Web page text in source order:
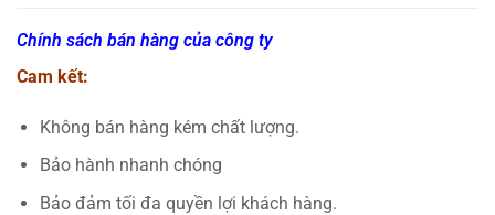
Chính sách bán hàng của công ty
Cam kết:
Không bán hàng kém chất lượng.
Bảo hành nhanh chóng
Bảo đảm tối đa quyền lợi khách hàng.